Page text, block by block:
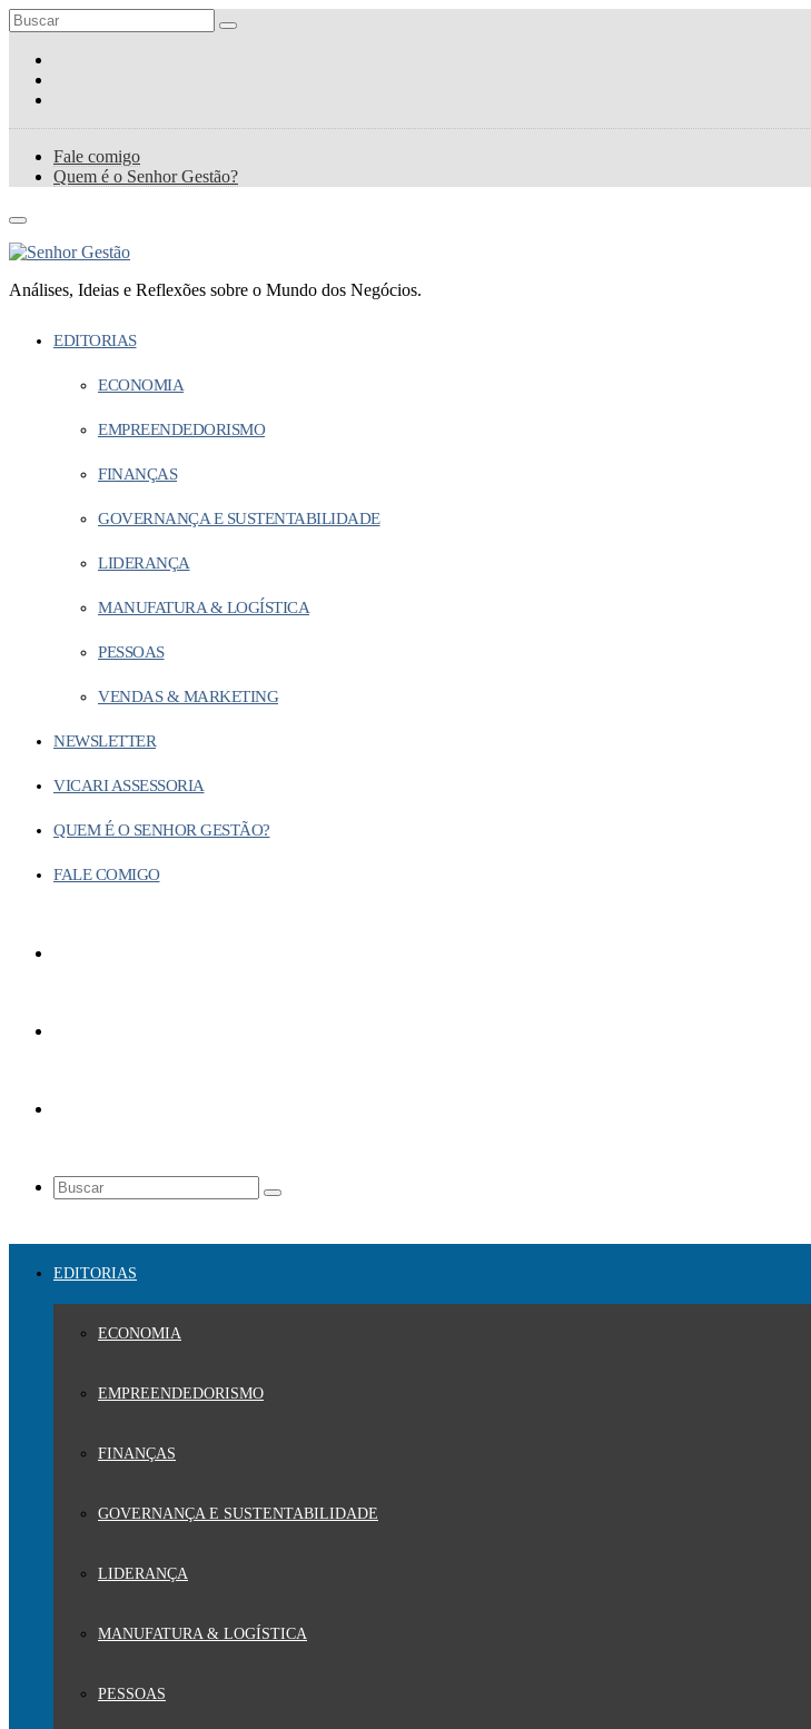
Fale comigo
Quem é o Senhor Gestão?
Análises, Ideias e Reflexões sobre o Mundo dos Negócios.
EDITORIAS
ECONOMIA
EMPREENDEDORISMO
FINANÇAS
GOVERNANÇA E SUSTENTABILIDADE
LIDERANÇA
MANUFATURA & LOGÍSTICA
PESSOAS
VENDAS & MARKETING
NEWSLETTER
VICARI ASSESSORIA
QUEM É O SENHOR GESTÃO?
FALE COMIGO
EDITORIAS
ECONOMIA
EMPREENDEDORISMO
FINANÇAS
GOVERNANÇA E SUSTENTABILIDADE
LIDERANÇA
MANUFATURA & LOGÍSTICA
PESSOAS